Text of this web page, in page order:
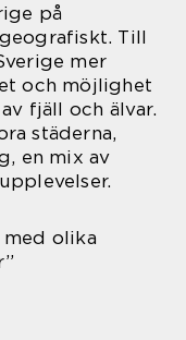
på
Till
mer
och möjlighet
fjäll och älvar.
städerna,
en mix av
olika